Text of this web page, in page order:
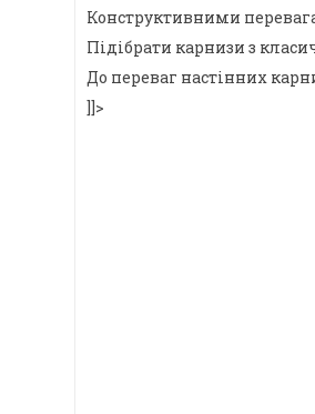
Конструктивними
Підібрати карнизи з
До переваг настінних
]]>